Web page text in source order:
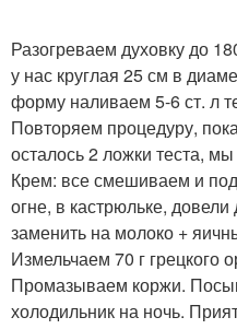
Разогреваем духовку до
у нас круглая 25 см в
форму наливаем 5-6 ст. л
Повторяем процедуру,
осталось 2 ложки теста,
Крем: все смешиваем и
огне, в кастрюльке,
заменить на молоко +
Измельчаем 70 г
Промазываем коржи.
холодильник на ночь.